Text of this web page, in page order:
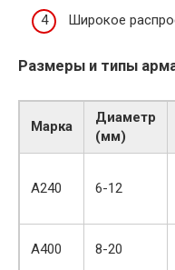
Широкое
Размеры и типы
Марка
Диаметр
(мм)
A240 6-12
A400 8-20